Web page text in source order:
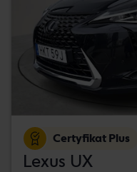
Certyfikat Plus
Lexus UX